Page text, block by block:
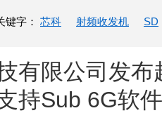
键字： 芯科 射频收发机 SD
有限公司发
持Sub 6G软